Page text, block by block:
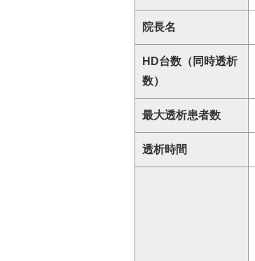
院長名
HD台数（同時透析
数）
最大透析患者数
透析時間